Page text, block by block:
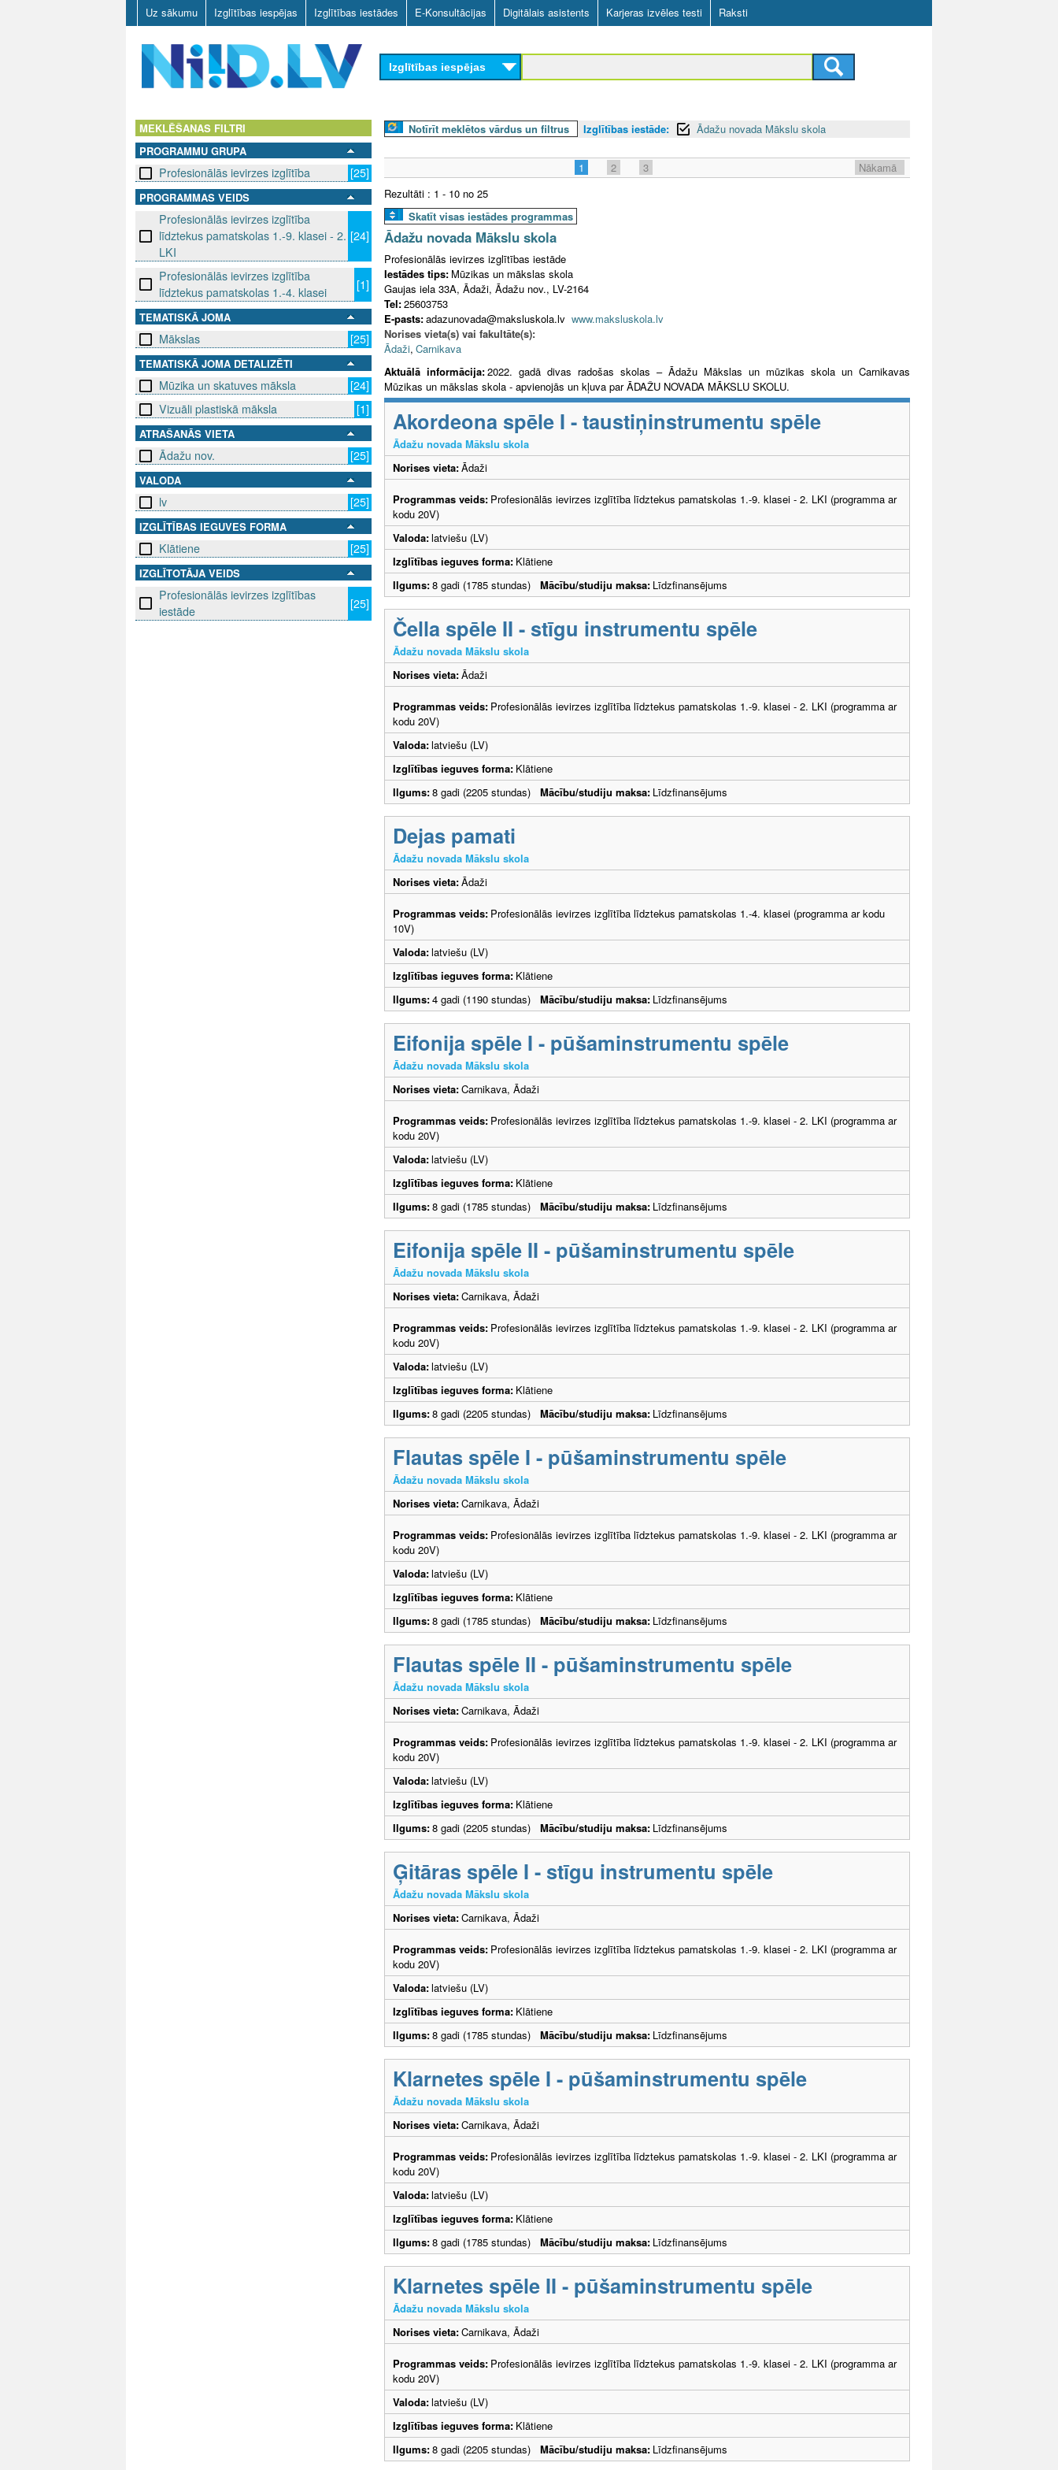
Skip
to
main
content
Uz sākumu Izglītības iespējas Izglītības iestādes E-Konsultācijas Digitālais asistents Karjeras izvēles testi Raksti
D
L
Izglītības iespējas
MEKLĒŠANAS FILTRI
PROGRAMMU GRUPA
Profesionālās ievirzes izglītība [25]
PROGRAMMAS VEIDS
Profesionālās ievirzes izglītība
līdztekus pamatskolas 1.-9. klasei - 2.
LKI
[24]
Profesionālās ievirzes izglītība
līdztekus pamatskolas 1.-4. klasei
[1]
TEMATISKĀ JOMA
Mākslas [25]
TEMATISKĀ JOMA DETALIZĒTI
Mūzika un skatuves māksla
[24]
Vizuāli plastiskā māksla
[1]
ATRAŠANĀS VIETA
Ādažu nov. [25]
VALODA
lv [25]
IZGLĪTĪBAS IEGUVES FORMA
Klātiene [25]
IZGLĪTOTĀJA VEIDS
Profesionālās ievirzes izglītības
iestāde
[25]
Notīrīt meklētos vārdus un filtrus Izglītības iestāde: Ādažu novada Mākslu skola
1 2 3
Nākamā
Rezultāti : 1 - 10 no 25
Skatīt visas iestādes programmas
Ādažu novada Mākslu skola
Profesionālās ievirzes izglītības iestāde
Iestādes tips: Mūzikas un mākslas skola
Gaujas iela 33A, Ādaži, Ādažu nov., LV-2164
Tel:25603753
E-pasts:adazunovada@maksluskola.lv www.maksluskola.lv
Norises vieta(s) vai fakultāte(s):
Ādaži, Carnikava
Aktuālā informācija:2022. gadā divas radošas skolas – Ādažu Mākslas un mūzikas skola un Carnikavas
Mūzikas un mākslas skola - apvienojās un kļuva par ĀDAŽU NOVADA MĀKSLU SKOLU.
Akordeona spēle I - taustiņinstrumentu spēle
Ādažu novada Mākslu skola
Norises vieta:Ādaži
Programmas veids: Profesionālās ievirzes izglītība līdztekus pamatskolas 1.-9. klasei - 2. LKI (programma ar
kodu 20V)
Valoda:latviešu (LV)
Izglītības ieguves forma: Klātiene
Ilgums:8 gadi (1785 stundas) Mācību/studiju maksa: Līdzfinansējums
Čella spēle II - stīgu instrumentu spēle
Ādažu novada Mākslu skola
Norises vieta:Ādaži
Programmas veids: Profesionālās ievirzes izglītība līdztekus pamatskolas 1.-9. klasei - 2. LKI (programma ar
kodu 20V)
Valoda:latviešu (LV)
Izglītības ieguves forma: Klātiene
Ilgums:8 gadi (2205 stundas) Mācību/studiju maksa: Līdzfinansējums
Dejas pamati
Ādažu novada Mākslu skola
Norises vieta:Ādaži
Programmas veids: Profesionālās ievirzes izglītība līdztekus pamatskolas 1.-4. klasei (programma ar kodu
10V)
Valoda:latviešu (LV)
Izglītības ieguves forma: Klātiene
Ilgums:4 gadi (1190 stundas) Mācību/studiju maksa: Līdzfinansējums
Eifonija spēle I - pūšaminstrumentu spēle
Ādažu novada Mākslu skola
Norises vieta:Carnikava, Ādaži
Programmas veids: Profesionālās ievirzes izglītība līdztekus pamatskolas 1.-9. klasei - 2. LKI (programma ar
kodu 20V)
Valoda:latviešu (LV)
Izglītības ieguves forma: Klātiene
Ilgums:8 gadi (1785 stundas) Mācību/studiju maksa: Līdzfinansējums
Eifonija spēle II - pūšaminstrumentu spēle
Ādažu novada Mākslu skola
Norises vieta:Carnikava, Ādaži
Programmas veids: Profesionālās ievirzes izglītība līdztekus pamatskolas 1.-9. klasei - 2. LKI (programma ar
kodu 20V)
Valoda:latviešu (LV)
Izglītības ieguves forma: Klātiene
Ilgums:8 gadi (2205 stundas) Mācību/studiju maksa: Līdzfinansējums
Flautas spēle I - pūšaminstrumentu spēle
Ādažu novada Mākslu skola
Norises vieta:Carnikava, Ādaži
Programmas veids: Profesionālās ievirzes izglītība līdztekus pamatskolas 1.-9. klasei - 2. LKI (programma ar
kodu 20V)
Valoda:latviešu (LV)
Izglītības ieguves forma: Klātiene
Ilgums:8 gadi (1785 stundas) Mācību/studiju maksa: Līdzfinansējums
Flautas spēle II - pūšaminstrumentu spēle
Ādažu novada Mākslu skola
Norises vieta:Carnikava, Ādaži
Programmas veids: Profesionālās ievirzes izglītība līdztekus pamatskolas 1.-9. klasei - 2. LKI (programma ar
kodu 20V)
Valoda:latviešu (LV)
Izglītības ieguves forma: Klātiene
Ilgums:8 gadi (2205 stundas) Mācību/studiju maksa: Līdzfinansējums
Ģitāras spēle I - stīgu instrumentu spēle
Ādažu novada Mākslu skola
Norises vieta:Carnikava, Ādaži
Programmas veids: Profesionālās ievirzes izglītība līdztekus pamatskolas 1.-9. klasei - 2. LKI (programma ar
kodu 20V)
Valoda:latviešu (LV)
Izglītības ieguves forma: Klātiene
Ilgums:8 gadi (1785 stundas) Mācību/studiju maksa: Līdzfinansējums
Klarnetes spēle I - pūšaminstrumentu spēle
Ādažu novada Mākslu skola
Norises vieta:Carnikava, Ādaži
Programmas veids: Profesionālās ievirzes izglītība līdztekus pamatskolas 1.-9. klasei - 2. LKI (programma ar
kodu 20V)
Valoda:latviešu (LV)
Izglītības ieguves forma: Klātiene
Ilgums:8 gadi (1785 stundas) Mācību/studiju maksa: Līdzfinansējums
Klarnetes spēle II - pūšaminstrumentu spēle
Ādažu novada Mākslu skola
Norises vieta:Carnikava, Ādaži
Programmas veids: Profesionālās ievirzes izglītība līdztekus pamatskolas 1.-9. klasei - 2. LKI (programma ar
kodu 20V)
Valoda:latviešu (LV)
Izglītības ieguves forma: Klātiene
Ilgums:8 gadi (2205 stundas) Mācību/studiju maksa: Līdzfinansējums